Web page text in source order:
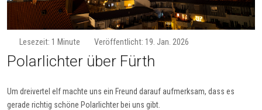
Lesezeit: 1 Minute Veröffentlicht: 19. Jan. 2026
Polarlichter über Fürth
Um dreivertel elf machte uns ein Freund darauf aufmerksam, dass es
gerade richtig schöne Polarlichter bei uns gibt.